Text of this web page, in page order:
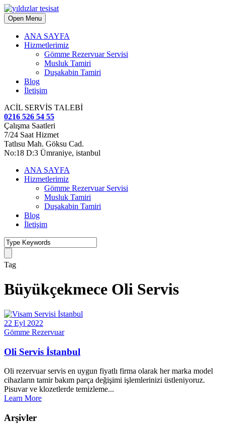
Open Menu
ANA SAYFA
Hizmetlerimiz
Gömme Rezervuar Servisi
Musluk Tamiri
Duşakabin Tamiri
Blog
İletişim
ACİL SERVİS TALEBİ
0216 526 54 55
Çalışma Saatleri
7/24 Saat Hizmet
Tatlısu Mah. Göksu Cad.
No:18 D:3 Ümraniye, istanbul
ANA SAYFA
Hizmetlerimiz
Gömme Rezervuar Servisi
Musluk Tamiri
Duşakabin Tamiri
Blog
İletişim
Tag
Büyükçekmece Oli Servis
22 Eyl 2022
Gömme Rezervuar
Oli Servis İstanbul
Oli rezervuar servis en uygun fiyatlı firma olarak her marka model
cihazların tamir bakım parça değişimi işlemlerinizi üstleniyoruz.
Pisuvar ve klozetlerde temizleme...
Learn More
Arşivler